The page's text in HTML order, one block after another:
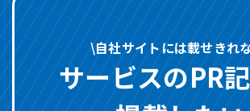
\自社サイトには載せきれ
サービスのPR